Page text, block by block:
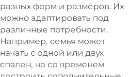
разных форм и размеров. Их
можно адаптировать под
различные потребности.
Например, семья может
начать с одной или двух
спален, но со временем